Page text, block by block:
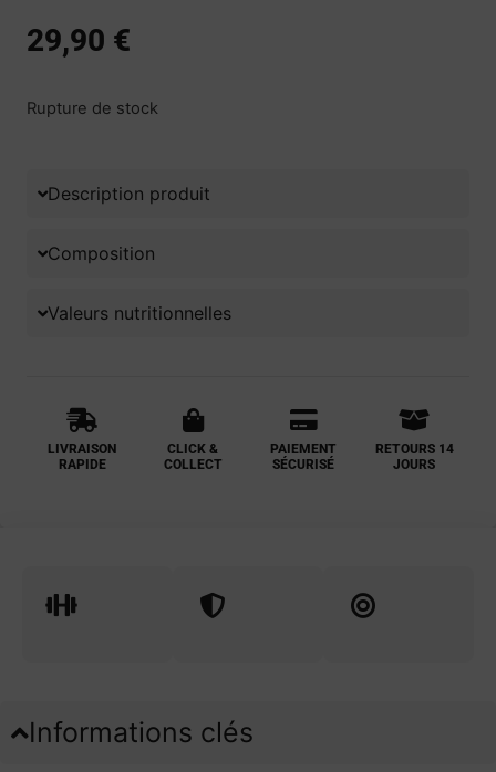
29,90 €
Rupture de stock
Description produit
Composition
Valeurs nutritionnelles
LIVRAISON
RAPIDE
CLICK &
COLLECT
PAIEMENT
SÉCURISÉ
RETOURS 14
JOURS
Informations clés